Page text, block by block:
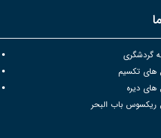
گردشگری
های تکسیم
دیره
ریکسوس باب البحر